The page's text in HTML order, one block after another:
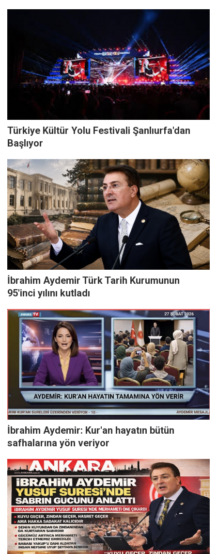
Türkiye Kültür Yolu Festivali Şanlıurfa'dan
Başlıyor
İbrahim Aydemir Türk Tarih Kurumunun
95'inci yılını kutladı
İbrahim Aydemir: Kur'an hayatın bütün
safhalarına yön veriyor